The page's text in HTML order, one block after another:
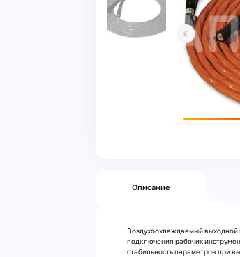
Описание
Воздухоохлаждаемый выходной
подключения рабочих
стабильность параметров при